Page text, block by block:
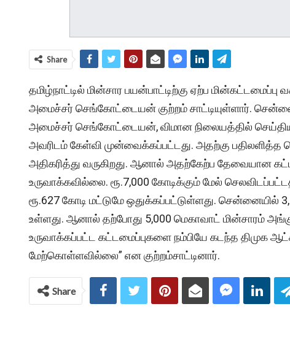
Share
தமிழ்நாட்டில் மின்சார பயன்பாட்டிற்கு ஏற்ப
அமைச்சர் செங்கோட்டையன் குற்றம் சாட்டியுள்ளார்.
அமைச்சர் செங்கோட்டையன், விமான நிலையத்தில்
அவரிடம் கேள்வி முன்வைக்கப்பட்டது. அதற்கு
அதிகரித்து வருகிறது. ஆனால் அதற்கேற்ப தேவையான
உருவாக்கவில்லை. ரூ.7,000 கோடிக்கும் மேல்
ரூ.627 கோடி மட்டுமே ஒதுக்கப்பட்டுள்ளது. சென்னையில்
உள்ளது. ஆனால் தற்போது 5,000 மெகாவாட் மின்சாரம்
உருவாக்கப்பட்ட கட்டமைப்புகளை நம்பியே கடந்த திமுக
மேற்கொள்ளவில்லை” என குற்றம்சாட்டினார்.
Share